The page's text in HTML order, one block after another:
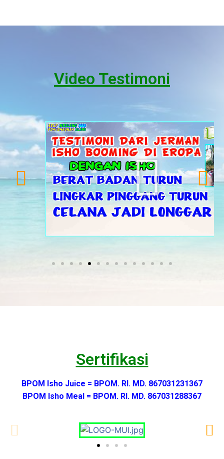
Video Testimoni
Sertifikasi
BPOM Isho Juice = BPOM. RI. MD. 867031231367
BPOM Isho Meal = BPOM. RI. MD. 867031288367